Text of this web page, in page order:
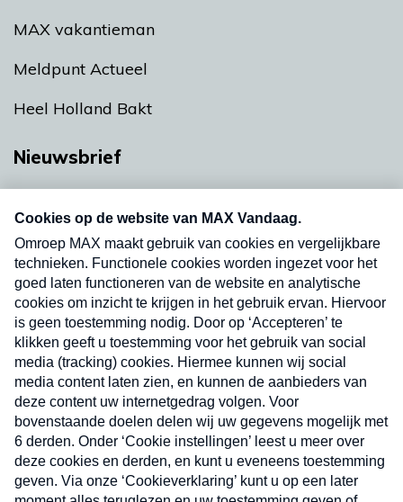
MAX vakantieman
Meldpunt Actueel
Heel Holland Bakt
Nieuwsbrief
Neem hier een gratis abonnement op onze
nieuwsbrief. Elke vrijdag- en dinsdagochtend in
uw mailbox.
Verzend
Nieuwsbrief
Neem hier een gratis abonnement op onze